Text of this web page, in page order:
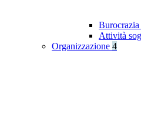
Burocrazia
Attività
Organizzazione 4